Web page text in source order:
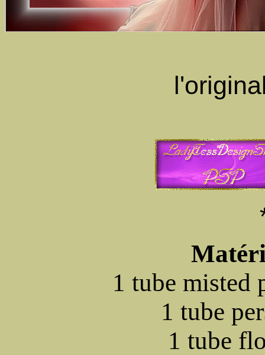
1 tube misted
1 tube
1 tube